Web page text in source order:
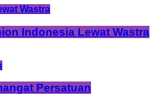
Indonesia Lewat Wastra
Persatuan